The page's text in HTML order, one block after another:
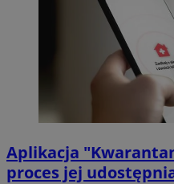
Aplikacja
proces jej